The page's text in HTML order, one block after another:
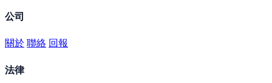
公司
關於聯絡 回報
法律